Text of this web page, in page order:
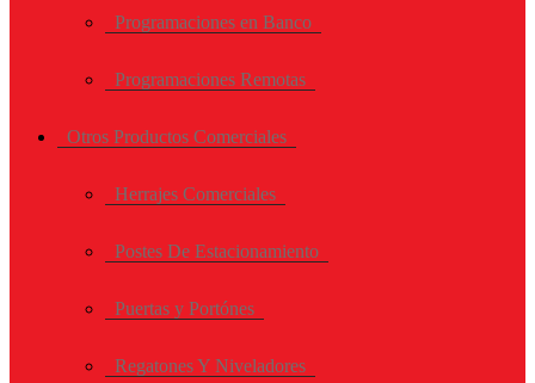
Programaciones en Banco
Programaciones Remotas
Otros Productos Comerciales
Herrajes Comerciales
Postes De Estacionamiento
Puertas y Portónes
Regatones Y Niveladores